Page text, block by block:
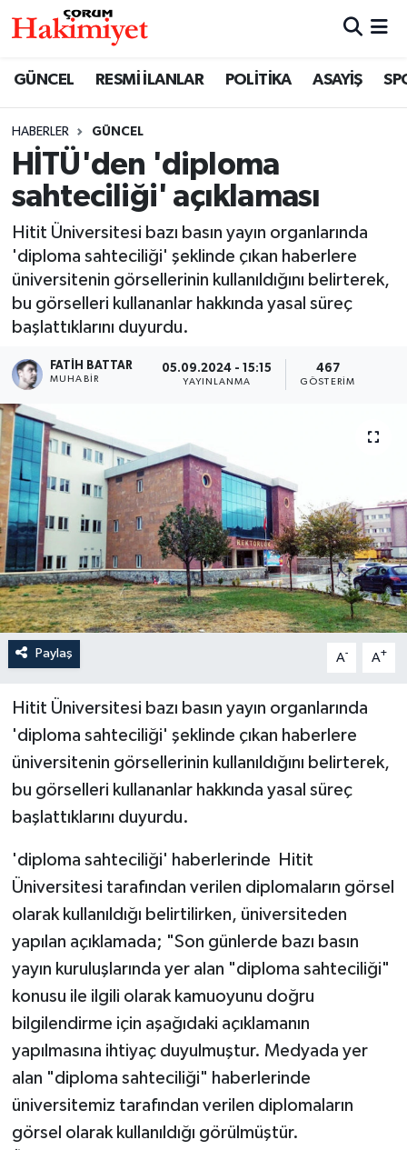
GÜNCEL RESMİ İLANLAR POLİTİKA ASAYİŞ
HABERLER GÜNCEL
HİTÜ'den 'diploma
sahteciliği' açıklaması
Hitit Üniversitesi bazı basın yayın organlarında
'diploma sahteciliği' şeklinde çıkan haberlere
üniversitenin görsellerinin kullanıldığını belirterek,
bu görselleri kullananlar hakkında yasal süreç
başlattıklarını duyurdu.
FATIH BATTAR
MUHABIR
05.09.2024 - 15:15
YAYINLANMA
467
GÖSTERIM
Paylaş A- A+
Hitit Üniversitesi bazı basın yayın organlarında
'diploma sahteciliği' şeklinde çıkan haberlere
üniversitenin görsellerinin kullanıldığını belirterek,
bu görselleri kullananlar hakkında yasal süreç
başlattıklarını duyurdu.
'diploma sahteciliği' haberlerinde Hitit
Üniversitesi tarafından verilen diplomaların görsel
olarak kullanıldığı belirtilirken, üniversiteden
yapılan açıklamada; "Son günlerde bazı basın
yayın kuruluşlarında yer alan "diploma sahteciliği"
konusu ile ilgili olarak kamuoyunu doğru
bilgilendirme için aşağıdaki açıklamanın
yapılmasına ihtiyaç duyulmuştur. Medyada yer
alan "diploma sahteciliği" haberlerinde
üniversitemiz tarafından verilen diplomaların
görsel olarak kullanıldığı görülmüştür.
SAĞLIK
ASAYİŞ
EKONOMİ
GÜNCEL
İLÇELER
OTOPARK
TEKNOLOJİ
Nöbetçi Eczaneler
Çorum Namaz Vakitleri
Trafik Durumu
Süper Lig Puan Durumu ve Fikstür
Tüm Manşetler